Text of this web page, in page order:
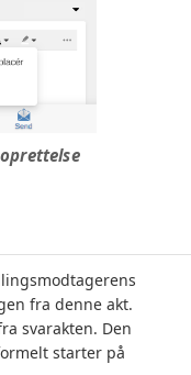
fra denne akt.
svarakten. Den
starter på